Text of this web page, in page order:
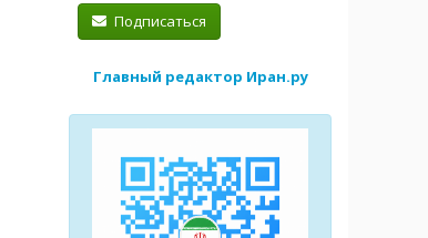
Подписаться
Главный редактор Иран.ру